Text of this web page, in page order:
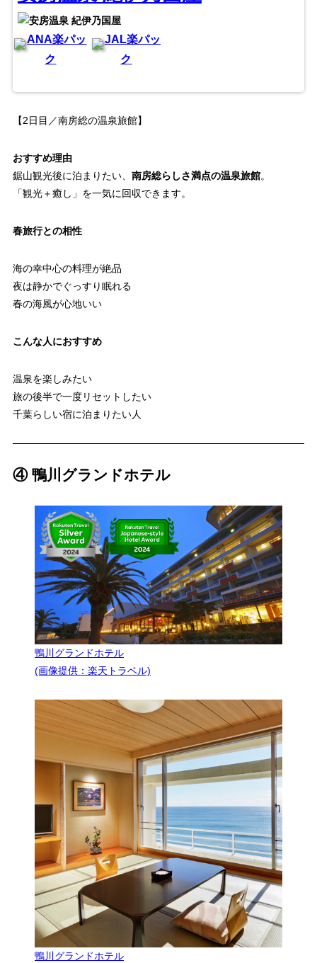
ANA楽パッ
ク
JAL楽パッ
ク
【2日目／南房総の温泉旅館】
おすすめ理由
鋸山観光後に泊まりたい、 南房総らしさ満点の温泉旅館。
「観光＋癒し」を一気に回収できます。
春旅行との相性
海の幸中心の料理が絶品
夜は静かでぐっすり眠れる
春の海風が心地いい
こんな人におすすめ
温泉を楽しみたい
旅の後半で一度リセットしたい
千葉らしい宿に泊まりたい人
④ 鴨川グランドホテル
鴨川グランドホテル
(画像提供：楽天トラベル)
鴨川グランドホテル